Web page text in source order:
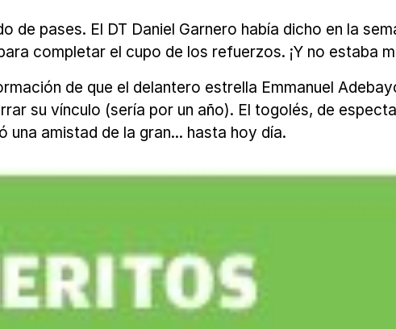
de pases. El DT Daniel Garnero había dicho en la
completar el cupo de los refuerzos. ¡Y no estaba
de que el delantero estrella Emmanuel
su vínculo (sería por un año). El togolés, de
una amistad de la gran... hasta hoy día.